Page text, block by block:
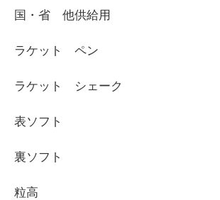
国・省 他供給用
ラケット ペン
ラケット シェーク
表ソフト
裏ソフト
粒高